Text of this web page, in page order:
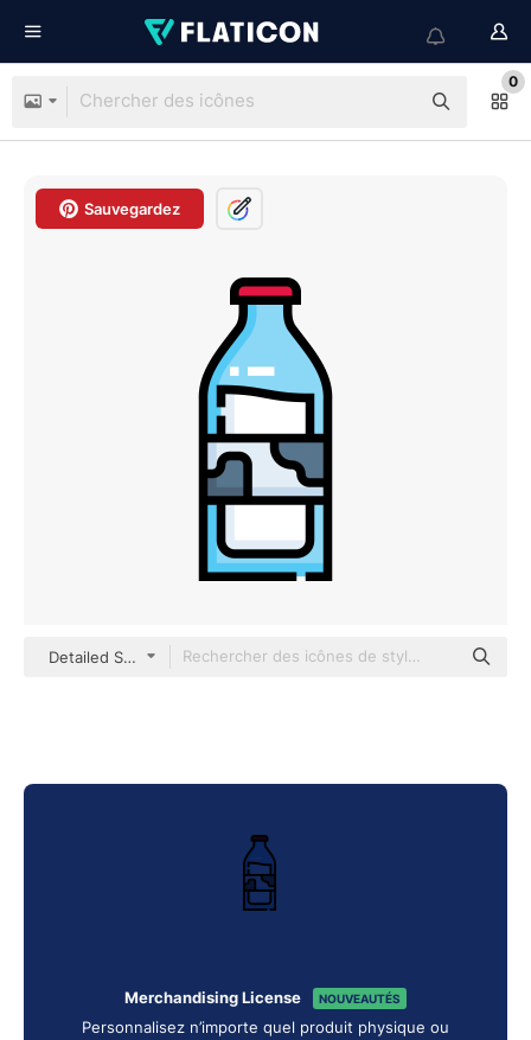
0
Sauvegardez
Detailed Straight Lineal color
Merchandising License NOUVEAUTÉS
Personnalisez n’importe quel produit physique ou